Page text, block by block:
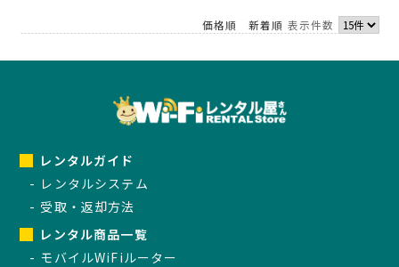
価格順 新着順 表示件数
レンタルガイド
レンタルシステム
受取・返却方法
レンタル商品一覧
モバイルWiFiルーター